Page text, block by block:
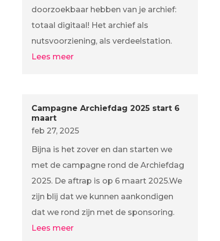
doorzoekbaar hebben van je archief:
totaal digitaal! Het archief als
nutsvoorziening, als verdeelstation.
Lees meer
Campagne Archiefdag 2025 start 6
maart
feb 27, 2025
Bijna is het zover en dan starten we
met de campagne rond de Archiefdag
2025. De aftrap is op 6 maart 2025.We
zijn blij dat we kunnen aankondigen
dat we rond zijn met de sponsoring.
Lees meer